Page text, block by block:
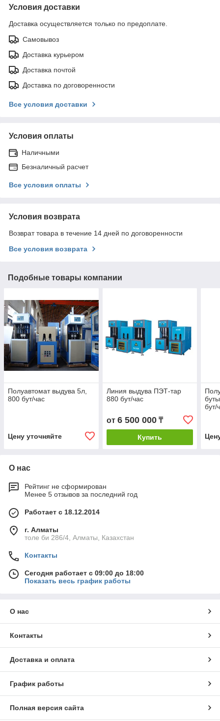
Условия доставки
Доставка осуществляется только по предоплате.
Самовывоз
Доставка курьером
Доставка почтой
Доставка по договоренности
Все условия доставки
Условия оплаты
Наличными
Безналичный расчет
Все условия оплаты
Условия возврата
Возврат товара в течение 14 дней по договоренности
Все условия возврата
Подобные товары компании
Полуавтомат выдува 5л,
800 бут/час
Цену уточняйте
Линия выдува ПЭТ-тар
880 бут/час
от 6 500 000₸
Купить
бут/
О нас
Рейтинг не сформирован
Менее 5 отзывов за последний год
Работает с 18.12.2014
г. Алматы
толе би 286/4, Алматы, Казахстан
Контакты
Сегодня работает с 09:00 до 18:00
Показать весь график работы
О нас
Контакты
Доставка и оплата
График работы
Полная версия сайта